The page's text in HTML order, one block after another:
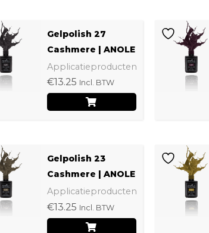
gekozen
op
productpagina
Gelpolish 27
Cashmere | ANOLE
Applicatieproducten
€13.25 Incl. BTW
Gelpolish 23
Cashmere | ANOLE
Applicatieproducten
€13.25 Incl. BTW